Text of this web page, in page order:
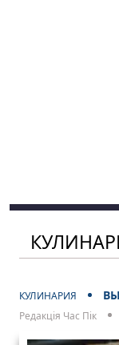
КУЛИНАРИЯ
Редакція Час Пік